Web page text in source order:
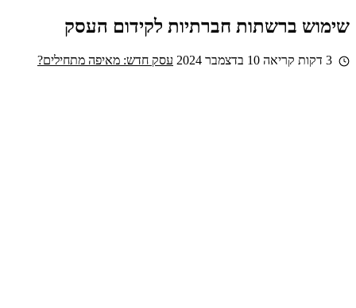
שימוש ברשתות חברתיות לקידום העסק
10 בדצמבר 2024 עסק חדש: מאיפה מתחילים?